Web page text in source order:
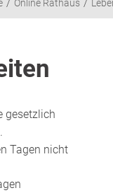
Online Rathaus
gesetzlich
Tagen nicht